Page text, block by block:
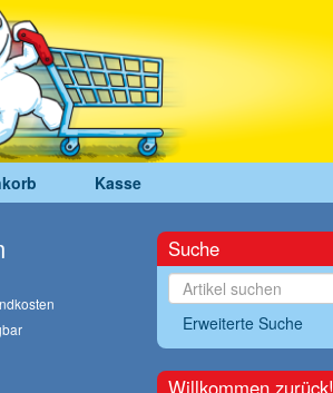
Kasse
Suche
Erweiterte Suche